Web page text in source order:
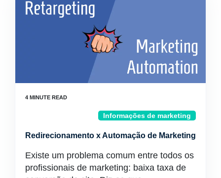
Informações de marketing
Redirecionamento x Automação de Marketing
Existe um problema comum entre todos os
profissionais de marketing: baixa taxa de